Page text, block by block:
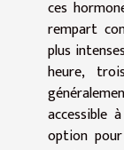
ces
rempart
plus
heure,
accessible
option